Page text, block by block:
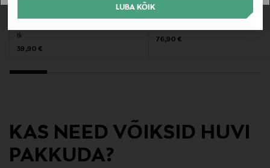
LUBA KÕIK
Valmistaja tootenumber
6211001
Tootja
Ritzenhoff Cristal GmbH, Sametwiesen 2, 34431
Marsberg, Germany
tk
Original Price
39,90 €
Original Price
76,90 €
KAS NEED VÕIKSID HUVI
PAKKUDA?